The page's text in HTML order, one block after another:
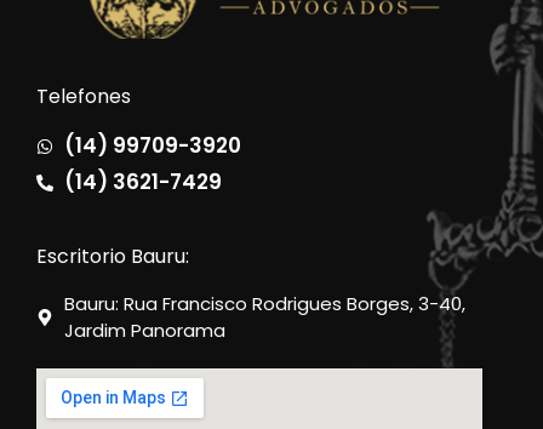
Telefones
(14) 99709-3920
(14) 3621-7429
Escritorio Bauru:
Bauru: Rua Francisco Rodrigues Borges, 3-40,
Jardim Panorama